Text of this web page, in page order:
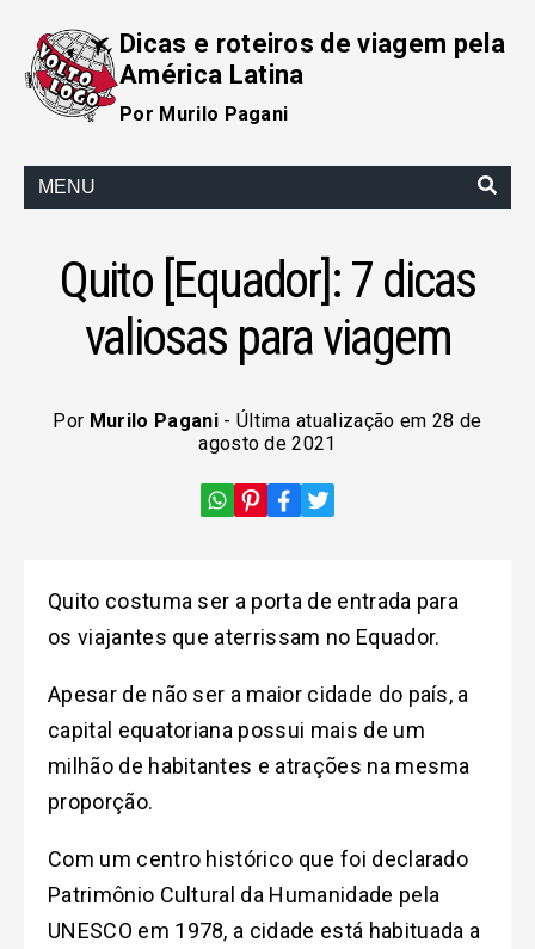
Dicas e roteiros de viagem pela
América Latina
Por Murilo Pagani
MENU
Quito [Equador]: 7 dicas
valiosas para viagem
Por Murilo Pagani- Última atualização em 28 de
agosto de 2021
Quito costuma ser a porta de entrada para
os viajantes que aterrissam no Equador.
Apesar de não ser a maior cidade do país, a
capital equatoriana possui mais de um
milhão de habitantes e atrações na mesma
proporção.
Com um centro histórico que foi declarado
Patrimônio Cultural da Humanidade pela
UNESCO em 1978, a cidade está habituada a